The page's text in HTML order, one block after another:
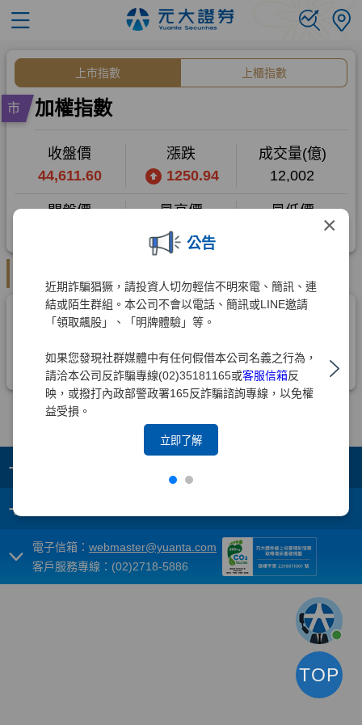
×
公告
近期詐騙猖獗，請投資人切勿輕信不明來電、簡訊、連
結或陌生群組。本公司不會以電話、簡訊或LINE邀請
「領取飆股」、「明牌體驗」等。
如果您發現社群媒體中有任何假借本公司名義之行為，
請洽本公司反詐騙專線(02)35181165或客服信箱反
映，或撥打內政部警政署165反詐騙諮詢專線，以免權
益受損。
立即了解
+
+
電子信箱： webmaster@yuanta.com
客戶服務專線：(02)2718-5886
TOP